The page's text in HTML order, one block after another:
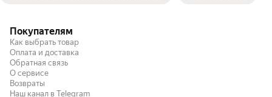
Покупателям
Как выбрать товар
Оплата и доставка
Обратная связь
О сервисе
Возвраты
Наш канал в Telegram